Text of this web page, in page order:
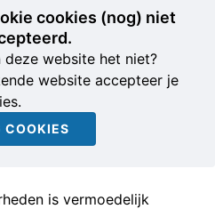
cookies (nog) niet
website het niet?
website accepteer je
is vermoedelijk